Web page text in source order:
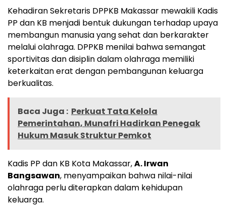
Kehadiran Sekretaris DPPKB Makassar mewakili Kadis
PP dan KB menjadi bentuk dukungan terhadap upaya
membangun manusia yang sehat dan berkarakter
melalui olahraga. DPPKB menilai bahwa semangat
sportivitas dan disiplin dalam olahraga memiliki
keterkaitan erat dengan pembangunan keluarga
berkualitas.
Baca Juga : Perkuat Tata Kelola
Pemerintahan, Munafri Hadirkan Penegak
Hukum Masuk Struktur Pemkot
Kadis PP dan KB Kota Makassar,A. Irwan
Bangsawan, menyampaikan bahwa nilai-nilai
olahraga perlu diterapkan dalam kehidupan
keluarga.